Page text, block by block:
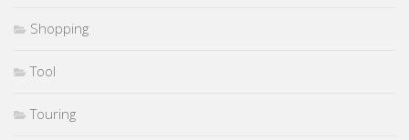
Shopping
Tool
Touring